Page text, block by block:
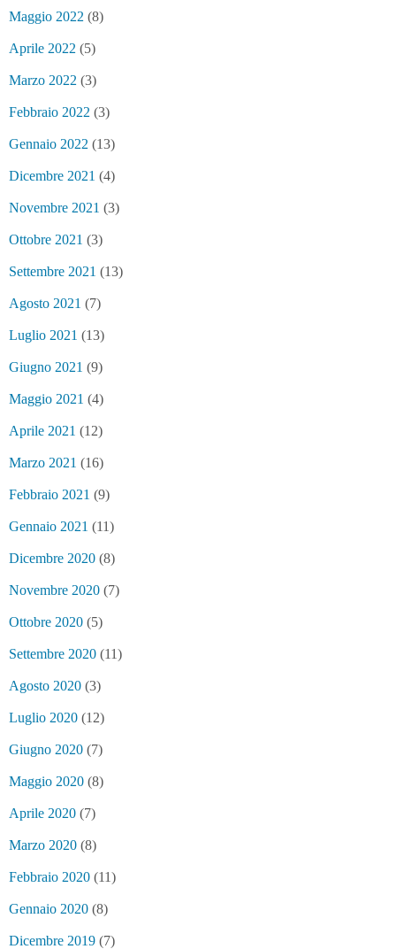
Maggio 2022 (8)
Aprile 2022 (5)
Marzo 2022 (3)
Febbraio 2022 (3)
Gennaio 2022 (13)
Dicembre 2021 (4)
Novembre 2021 (3)
Ottobre 2021 (3)
Settembre 2021 (13)
Agosto 2021 (7)
Luglio 2021 (13)
Giugno 2021 (9)
Maggio 2021 (4)
Aprile 2021 (12)
Marzo 2021 (16)
Febbraio 2021 (9)
Gennaio 2021 (11)
Dicembre 2020 (8)
Novembre 2020 (7)
Ottobre 2020 (5)
Settembre 2020 (11)
Agosto 2020 (3)
Luglio 2020 (12)
Giugno 2020 (7)
Maggio 2020 (8)
Aprile 2020 (7)
Marzo 2020 (8)
Febbraio 2020 (11)
Gennaio 2020 (8)
Dicembre 2019 (7)